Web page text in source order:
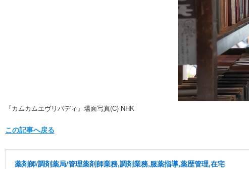
『カムカムエヴリバディ』場面写真(C) NHK
この記事へ戻る
薬剤師/調剤薬局/管理薬剤師業務,調剤業務,服薬指導,薬歴管理,在宅